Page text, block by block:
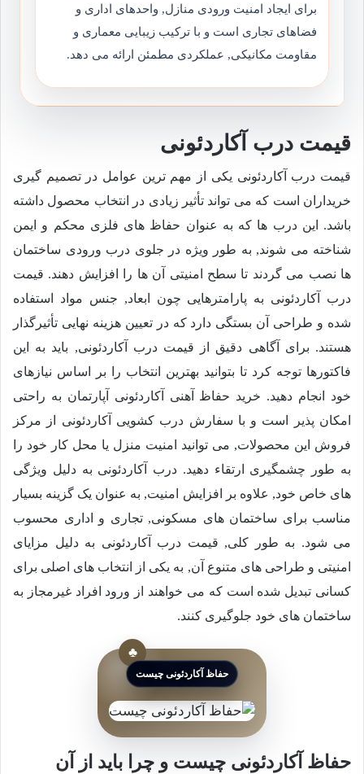
برای ایجاد امنیت ورودی منازل, واحدهای اداری و
فضاهای تجاری است و با ترکیب زیبایی معماری و
مقاومت مکانیکی, عملکردی مطمئن ارائه می دهد.
قیمت درب آکاردئونی
قیمت درب آکاردئونی یکی از مهم ترین عوامل در تصمیم گیری
خریداران است که می تواند تأثیر زیادی در انتخاب محصول داشته
باشد. این درب ها که به عنوان حفاظ های فلزی محکم و ایمن
شناخته می شوند, به طور ویژه در جلوی درب ورودی ساختمان
ها نصب می گردند تا سطح امنیتی آن ها را افزایش دهند. قیمت
درب آکاردئونی به پارامترهایی چون ابعاد, جنس مواد استفاده
شده و طراحی آن بستگی دارد که در تعیین هزینه نهایی تأثیرگذار
هستند. برای آگاهی دقیق از قیمت درب آکاردئونی, باید به این
فاکتورها توجه کرد تا بتوانید بهترین انتخاب را بر اساس نیازهای
خود انجام دهید. خرید حفاظ آهنی آکاردئونی آپارتمان به راحتی
امکان پذیر است و با سفارش درب کشویی آکاردئونی از مرکز
فروش این محصولات, می توانید امنیت منزل یا محل کار خود را
به طور چشمگیری ارتقاء دهید. درب آکاردئونی به دلیل ویژگی
های خاص خود, علاوه بر افزایش امنیت, به عنوان یک گزینه بسیار
مناسب برای ساختمان های مسکونی, تجاری و اداری محسوب
می شود. به طور کلی, قیمت درب آکاردئونی به دلیل مزایای
امنیتی و طراحی های متنوع آن, به یکی از انتخاب های اصلی برای
کسانی تبدیل شده است که می خواهند از ورود افراد غیرمجاز به
ساختمان های خود جلوگیری کنند.
حفاظ آکاردئونی چیست
حفاظ آکاردئونی چیست و چرا باید از آن